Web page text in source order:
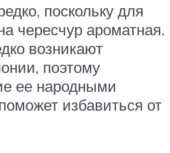
поскольку для
чересчур ароматная.
возникают
поэтому
ее народными
избавиться от